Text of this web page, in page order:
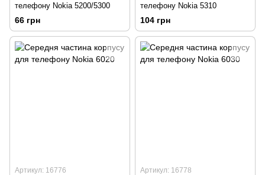
телефону Nokia 5200/5300
66 грн
телефону Nokia 5310
104 грн
Артикул: 16776 Артикул: 16778